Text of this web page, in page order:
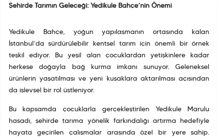
Şehirde Tarımın Geleceği: Yedikule Bahçe’nin Önemi
Yedikule Bahçe, yoğun yapılaşmanın ortasında kalan
İstanbul’da sürdürülebilir kentsel tarım için önemli bir örnek
teşkil ediyor. Bu yeşil alan çocuklardan yetişkinlere kadar
herkese doğayla bağ kurma imkanı sunuyor. Geleneksel
ürünlerin yaşatılması ve yeni kuşaklara aktarılması açısından
da işlevsel bir rol üstleniyor.
Bu kapsamda çocuklarla gerçekleştirilen Yedikule Marulu
hasadı, şehirde tarıma yönelik farkındalığı artırma hedefiyle
hayata geçirilen çalışmalar arasında özel bir yere sahip.